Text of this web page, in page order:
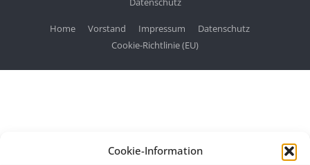
Cookie-Information
Home Vorstand Impressum
Datenschutz
Cookie-Richtlinie (EU)